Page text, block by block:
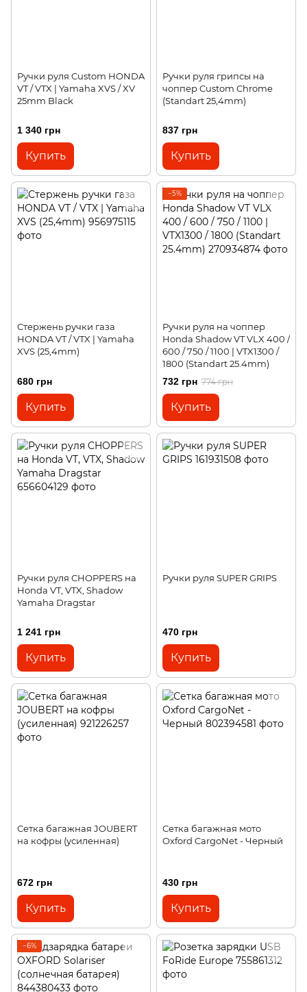
Ручки руля Custom HONDA
VT / VTX | Yamaha XVS / XV
25mm Black
1 340 грн
Купить
Ручки руля грипсы на
чоппер Custom Chrome
(Standart 25,4mm)
837 грн
Купить
Стержень ручки газа
HONDA VT / VTX | Yamaha
XVS (25,4mm)
680 грн
Купить
−5%
Ручки руля на чоппер
Honda Shadow VT VLX 400 /
600 / 750 / 1100 | VTX1300 /
1800 (Standart 25.4mm)
732 грн 774 грн
Купить
Ручки руля CHOPPERS на
Honda VT, VTX, Shadow
Yamaha Dragstar
1 241 грн
Купить
Ручки руля SUPER GRIPS
470 грн
Купить
Сетка багажная JOUBERT
на кофры (усиленная)
672 грн
Купить
Сетка багажная мото
Oxford CargoNet - Черный
430 грн
Купить
−6%